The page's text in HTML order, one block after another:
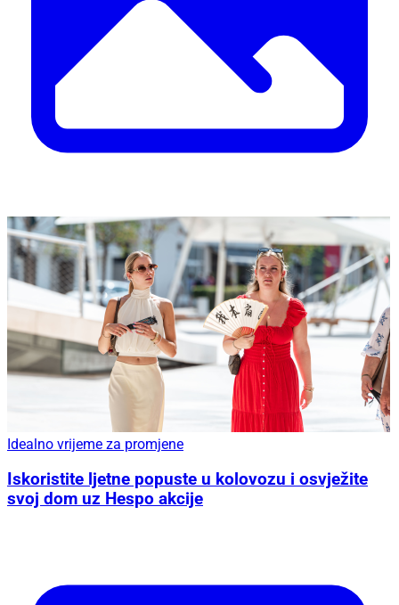
Idealno vrijeme za promjene
Iskoristite ljetne popuste u kolovozu i osvježite
svoj dom uz Hespo akcije